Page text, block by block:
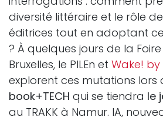
diversité littéraire et le rôle
éditrices tout en adoptant
? À quelques jours de la
Bruxelles, le PILEn et Wake!
explorent ces mutations lors
book+TECH qui se tiendra le
au TRAKK à Namur. IA,